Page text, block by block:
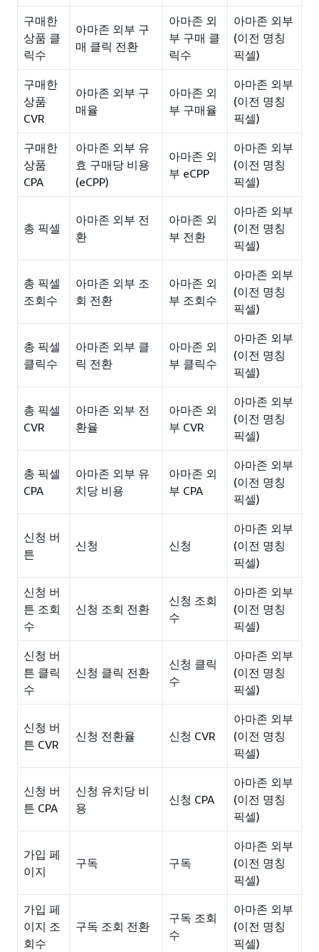
구매한
상품 클
릭수
아마존 외부 구
매 클릭 전환
아마존 외
부 구매 클
릭수
아마존 외부
(이전 명칭
픽셀)
구매한
상품
CVR
아마존 외부 구
매율
아마존 외
부 구매율
아마존 외부
(이전 명칭
픽셀)
구매한
상품
CPA
아마존 외부 유
효 구매당 비용
(eCPP)
아마존 외
부 eCPP
아마존 외부
(이전 명칭
픽셀)
총 픽셀
아마존 외부 전
환
아마존 외
부 전환
아마존 외부
(이전 명칭
픽셀)
총 픽셀
조회수
아마존 외부 조
회 전환
아마존 외
부 조회수
아마존 외부
(이전 명칭
픽셀)
총 픽셀
클릭수
아마존 외부 클
릭 전환
아마존 외
부 클릭수
아마존 외부
(이전 명칭
픽셀)
총 픽셀
CVR
아마존 외부 전
환율
아마존 외
부 CVR
아마존 외부
(이전 명칭
픽셀)
총 픽셀
CPA
아마존 외부 유
치당 비용
아마존 외
부 CPA
아마존 외부
(이전 명칭
픽셀)
신청 버
튼
신청 신청
아마존 외부
(이전 명칭
픽셀)
신청 버
튼 조회
수
신청 조회 전환
신청 조회
수
아마존 외부
(이전 명칭
픽셀)
신청 버
튼 클릭
수
신청 클릭 전환
신청 클릭
수
아마존 외부
(이전 명칭
픽셀)
신청 버
튼 CVR
신청 전환율 신청 CVR
아마존 외부
(이전 명칭
픽셀)
신청 버
튼 CPA
신청 유치당 비
용
신청 CPA
아마존 외부
(이전 명칭
픽셀)
가입 페
이지
구독 구독
아마존 외부
(이전 명칭
픽셀)
가입 페
이지 조
회수
구독 조회 전환
구독 조회
수
아마존 외부
(이전 명칭
픽셀)